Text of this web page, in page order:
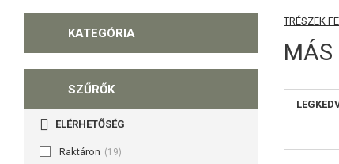
KATEGÓRIA
SZŰRŐK
ELÉRHETŐSÉG
Raktáron (19)
PÓTALKATRÉSZEK
MÁS